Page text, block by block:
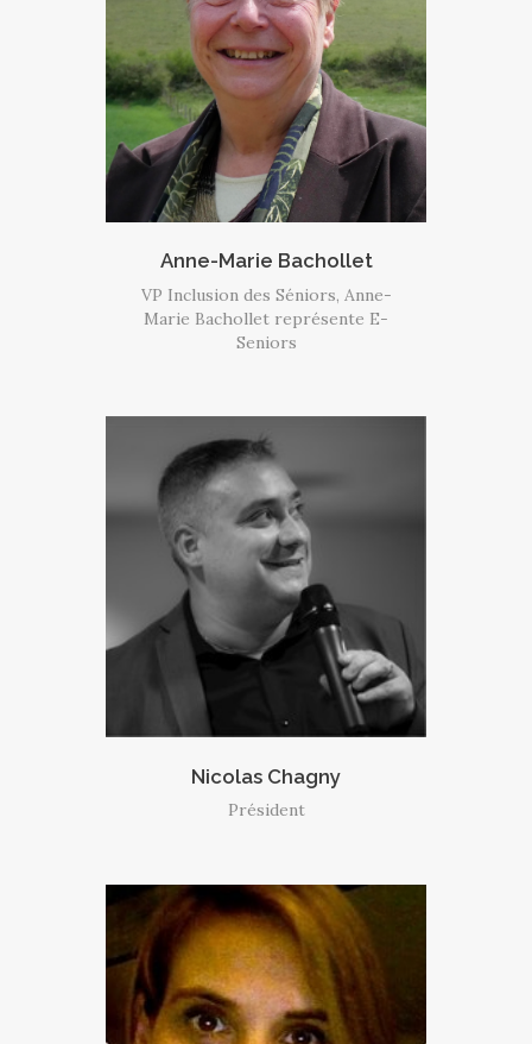
Anne-Marie Bachollet
VP Inclusion des Séniors, Anne-
Marie Bachollet représente E-
Seniors
Nicolas Chagny
Président